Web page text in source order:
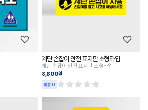
계단 손잡이 안전 표지판 소형타입
계단 손잡이 안전 표지판 소형타입
8,800원
리뷰 0